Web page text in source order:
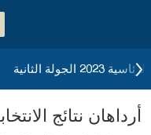
الجولة الثانية
أرداهان نتائج الانتخابات